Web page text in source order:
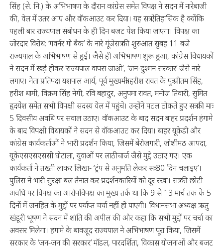
सिंह (से. नि.) के अभिभाषण के दौरान कांग्रेस समेत विपक्ष ने सदन में नारेबाजी
की, वेल में उतर आए और वॉकआउट कर दिया। यह सत्र ऐतिहासिक है क्योंकि
पहली बार राज्यपाल संबोधन के ही दिन बजट पेश किया जाएगा। विपक्ष का
जोरदार विरोध: ‘गवर्नर गो बैक’ के नारे गूंजेसत्र की शुरुआत सुबह 11 बजे
राज्यपाल के अभिभाषण से हुई। जैसे ही अभिभाषण शुरू हुआ, कांग्रेस विधायकों
ने सदन में खड़े होकर ‘राज्यपाल वापस जाओ’, ‘जन-दुश्मन सरकार’ जैसे नारे
लगाए। नेता प्रतिपक्ष यशपाल आर्य, पूर्व मुख्यमंत्री हरीश रावत के पुत्र प्रीतम सिंह,
हरीश धामी, विक्रम सिंह नेगी, रवि बहादुर, अनुपमा रावत, मनोज तिवारी, सुमित
हृदयेश समेत सभी विपक्षी सदस्य वेल में पहुंचे। उन्होंने पटल ठोकते हुए सत्र की मात्र
5 दिवसीय अवधि पर सवाल उठाए। वॉकआउट के बाद सदन बाहर प्रदर्शन हंगामे
के बाद विपक्षी विधायकों ने सदन से वॉकआउट कर दिया। बाहर यूकेडी और
कांग्रेस कार्यकर्ताओं ने भारी प्रदर्शन किया, जिसमें बेरोजगारी, जोशीमठ आपदा,
यूकेएसएसएससी घोटाला, युवाओं पर लाठीचार्ज जैसे मुद्दे उठाए गए। एक
कार्यकर्ता ने तख्ती लाकर लिखा- ‘ट्रंप से अनुमति लेकर सत्र 30 दिन चलाइए’।
पुलिस ने भारी सुरक्षा बल तैनात कर प्रदर्शनकारियों को दूर रखा। सत्र की छोटी
अवधि पर विपक्ष का आरोपविपक्ष का मुख्य तर्क था कि 9 से 13 मार्च तक के 5
दिनों में जनहित के मुद्दों पर पर्याप्त चर्चा नहीं हो पाएगी। विधानसभा अध्यक्ष ऋतु
खंडूरी भूषण ने सदन में शांति की अपील की और कहा कि सभी मुद्दों पर चर्चा का
अवसर मिलेगा। हंगामे के बावजूद राज्यपाल ने अभिभाषण पूरा किया, जिसमें
सरकार के ‘जन-जन की सरकार’ मॉडल, पारदर्शिता, विकास योजनाओं और बजट